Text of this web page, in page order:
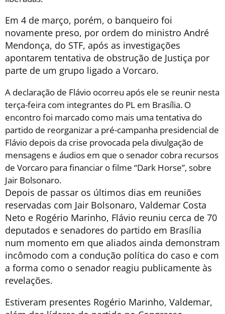
Em 4 de março, porém, o banqueiro foi
novamente preso, por ordem do ministro André
Mendonça, do STF, após as investigações
apontarem tentativa de obstrução de Justiça por
parte de um grupo ligado a Vorcaro.
A declaração de Flávio ocorreu após ele se reunir nesta
terça-feira com integrantes do PL em Brasília. O
encontro foi marcado como mais uma tentativa do
partido de reorganizar a pré-campanha presidencial de
Flávio depois da crise provocada pela divulgação de
mensagens e áudios em que o senador cobra recursos
de Vorcaro para financiar o filme “Dark Horse”, sobre
Jair Bolsonaro.
Depois de passar os últimos dias em reuniões
reservadas com Jair Bolsonaro, Valdemar Costa
Neto e Rogério Marinho, Flávio reuniu cerca de 70
deputados e senadores do partido em Brasília
num momento em que aliados ainda demonstram
incômodo com a condução política do caso e com
a forma como o senador reagiu publicamente às
revelações.
Estiveram presentes Rogério Marinho, Valdemar,